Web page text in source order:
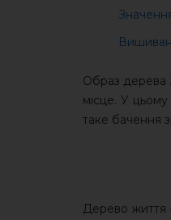
Образ дерева
місце. У
таке бачення
Дерево життя